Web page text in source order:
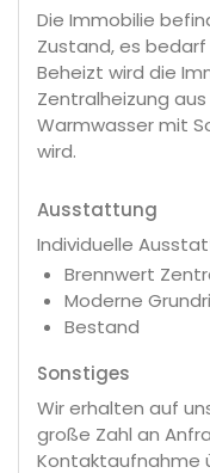
Die Immobilie
Zustand, es
Beheizt wird die
Zentralheizung aus
Warmwasser mit
wird.
Ausstattung
Individuelle
Brennwert
Moderne
Bestand
Sonstiges
Wir erhalten auf
große Zahl an
Kontaktaufnahme